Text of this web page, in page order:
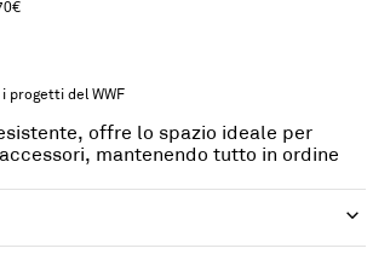
progetti del WWF
offre lo spazio ideale per
mantenendo tutto in ordine